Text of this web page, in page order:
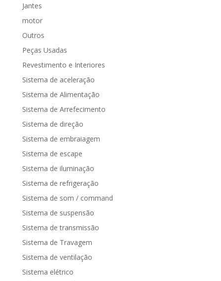
Jantes
motor
Outros
Peças Usadas
Revestimento e Interiores
Sistema de aceleração
Sistema de Alimentação
Sistema de Arrefecimento
Sistema de direção
Sistema de embraiagem
Sistema de escape
Sistema de iluminação
Sistema de refrigeração
Sistema de som / command
Sistema de suspensão
Sistema de transmissão
Sistema de Travagem
Sistema de ventilação
Sistema elétrico